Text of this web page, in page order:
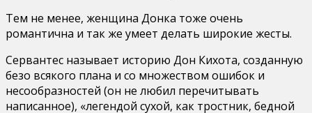
Тем не менее, женщина Донка тоже очень
романтична и так же умеет делать широкие жесты.
Сервантес называет историю Дон Кихота, созданную
безо всякого плана и со множеством ошибок и
несообразностей (он не любил перечитывать
написанное), «легендой сухой, как тростник, бедной